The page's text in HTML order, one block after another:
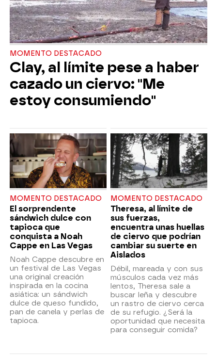
MOMENTO DESTACADO
Clay, al límite pese a haber
cazado un ciervo: "Me
estoy consumiendo"
MOMENTO DESTACADO
El sorprendente
sándwich dulce con
tapioca que
conquista a Noah
Cappe en Las Vegas
Noah Cappe descubre en
un festival de Las Vegas
una original creación
inspirada en la cocina
asiática: un sándwich
dulce de queso fundido,
pan de canela y perlas de
tapioca.
MOMENTO DESTACADO
Theresa, al límite de
sus fuerzas,
encuentra unas huellas
de ciervo que podrían
cambiar su suerte en
Aislados
Débil, mareada y con sus
músculos cada vez más
lentos, Theresa sale a
buscar leña y descubre
un rastro de ciervo cerca
de su refugio. ¿Será la
oportunidad que necesita
para conseguir comida?